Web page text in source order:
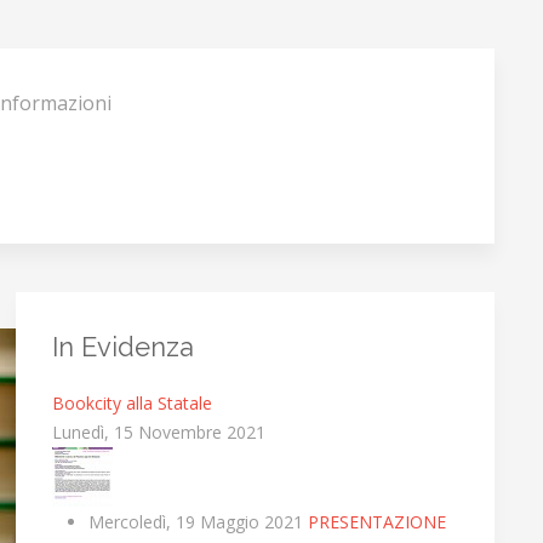
In Evidenza
Bookcity alla Statale
Lunedì, 15 Novembre 2021
Mercoledì, 19 Maggio 2021 PRESENTAZIONE